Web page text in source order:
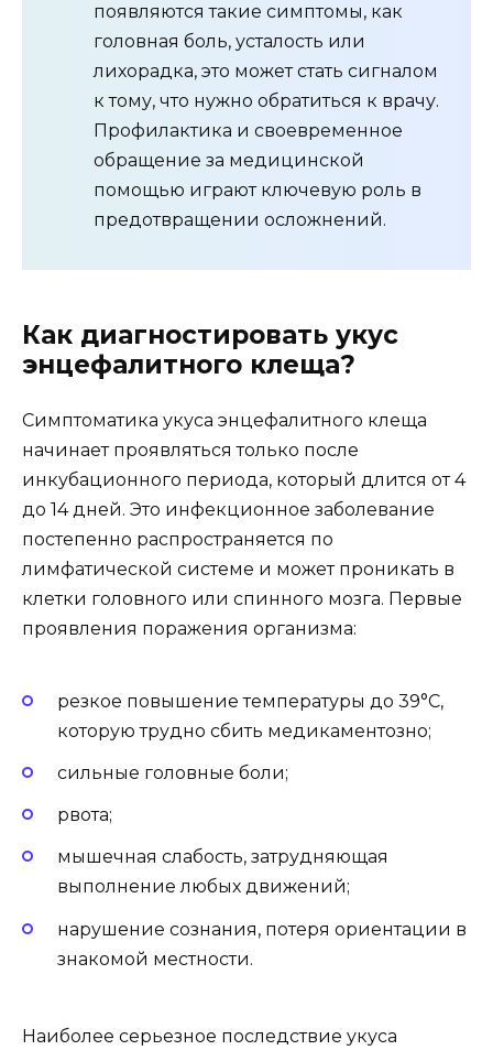
появляются такие симптомы, как
головная боль, усталость или
лихорадка, это может стать сигналом
к тому, что нужно обратиться к врачу.
Профилактика и своевременное
обращение за медицинской
помощью играют ключевую роль в
предотвращении осложнений.
Как диагностировать укус
энцефалитного клеща?
Симптоматика укуса энцефалитного клеща
начинает проявляться только после
инкубационного периода, который длится от 4
до 14 дней. Это инфекционное заболевание
постепенно распространяется по
лимфатической системе и может проникать в
клетки головного или спинного мозга. Первые
проявления поражения организма:
резкое повышение температуры до 39°C,
которую трудно сбить медикаментозно;
сильные головные боли;
рвота;
мышечная слабость, затрудняющая
выполнение любых движений;
нарушение сознания, потеря ориентации в
знакомой местности.
Наиболее серьезное последствие укуса